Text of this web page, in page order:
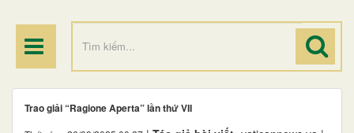
Trao giải “Ragione Aperta” lần thứ VII